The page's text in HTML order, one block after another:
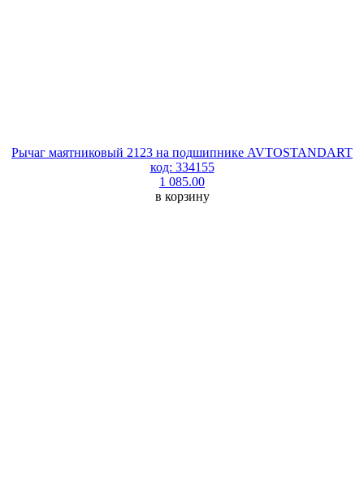
Рычаг маятниковый 2123 на подшипнике AVTOSTANDART
код: 334155
1 085.00
в корзину